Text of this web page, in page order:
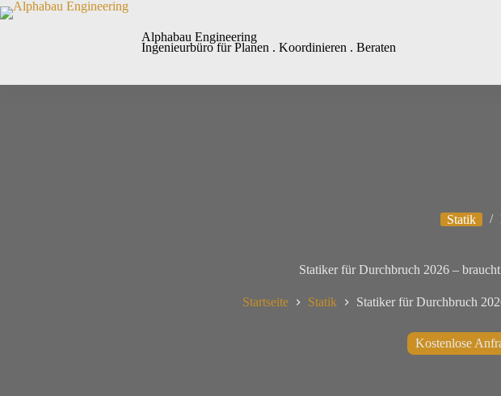
Alphabau Engineering
Ingenieurbüro für Planen . Koordinieren . Beraten
Statik
Statiker für Durchbruch 2026 –
Startseite Statik Statiker für Durchbruch
Kostenlose